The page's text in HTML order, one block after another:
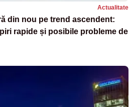
Actualitate
din nou pe trend ascendent:
rapide și posibile probleme de